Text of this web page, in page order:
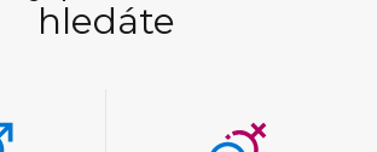
hledáte